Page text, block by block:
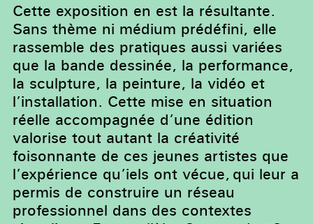
Cette exposition en est la résultante.
Sans thème ni médium prédéfini, elle
rassemble des pratiques aussi variées
que la bande dessinée, la performance,
la sculpture, la peinture, la vidéo et
l’installation. Cette mise en situation
réelle accompagnée d’une édition
valorise tout autant la créativité
foisonnante de ces jeunes artistes que
l’expérience qu’iels ont vécue, qui leur a
permis de construire un réseau
professionnel dans des contextes